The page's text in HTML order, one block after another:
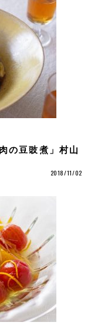
の豆豉煮」村山
2018/11/02